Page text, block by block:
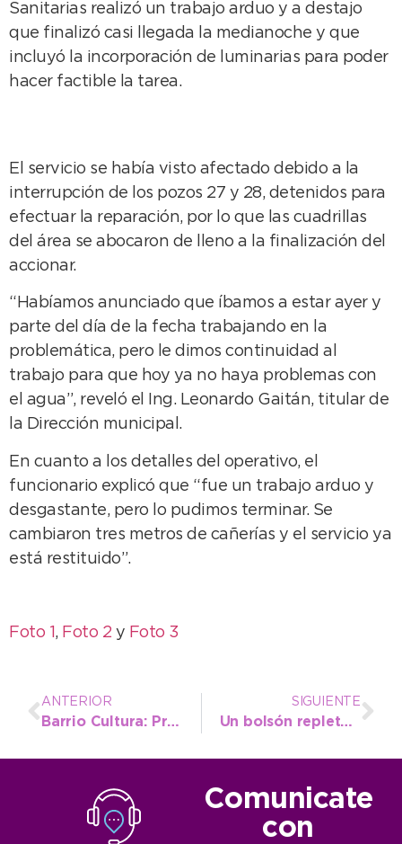
Sanitarias realizó un trabajo arduo y a destajo
que finalizó casi llegada la medianoche y que
incluyó la incorporación de luminarias para poder
hacer factible la tarea.
El servicio se había visto afectado debido a la
interrupción de los pozos 27 y 28, detenidos para
efectuar la reparación, por lo que las cuadrillas
del área se abocaron de lleno a la finalización del
accionar.
“Habíamos anunciado que íbamos a estar ayer y
parte del día de la fecha trabajando en la
problemática, pero le dimos continuidad al
trabajo para que hoy ya no haya problemas con
el agua”, reveló el Ing. Leonardo Gaitán, titular de
la Dirección municipal.
En cuanto a los detalles del operativo, el
funcionario explicó que “fue un trabajo arduo y
desgastante, pero lo pudimos terminar. Se
cambiaron tres metros de cañerías y el servicio ya
está restituido”.
Foto 1 , Foto 2 y Foto 3
ANTERIOR
Barrio Cultura: Profesores resaltan los vínculos que se forman con los chicos
SIGUIENTE
Un bolsón repleto de productos de estación
Comunicate
con